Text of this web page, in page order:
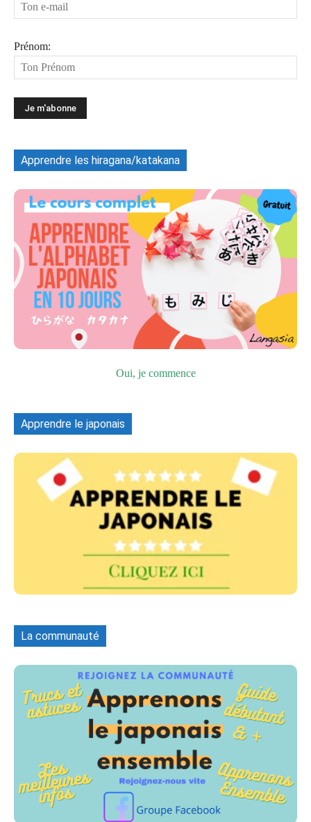
Prénom:
Apprendre les hiragana/katakana
Oui, je commence
Apprendre le japonais
La communauté